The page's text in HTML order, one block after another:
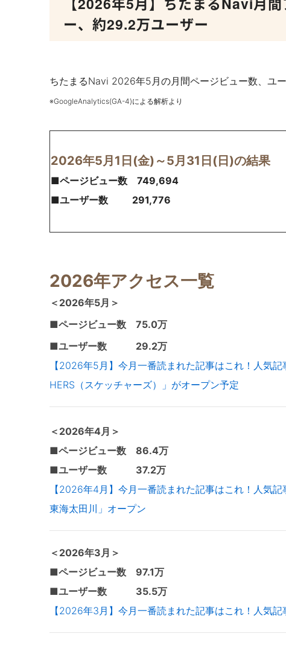
ー、約29.2万ユーザー
ちたまるNavi 2026年5月の月間ページビュー数、ユ
※GoogleAnalytics(GA-4)による解析より
2026年5月1日(金)～5月31日(日)の結果
■ページビュー数 749,694
■ユーザー数 291,776
2026年アクセス一覧
＜2026年5月＞
■ページビュー数 75.0万
■ユーザー数 29.2万
【2026年5月】今月一番読まれた記事はこれ！人気
HERS（スケッチャーズ）」がオープン予定
＜2026年4月＞
■ページビュー数 86.4万
■ユーザー数 37.2万
【2026年4月】今月一番読まれた記事はこれ！人気
東海太田川」オープン
＜2026年3月＞
■ページビュー数 97.1万
■ユーザー数 35.5万
【2026年3月】今月一番読まれた記事はこれ！人気